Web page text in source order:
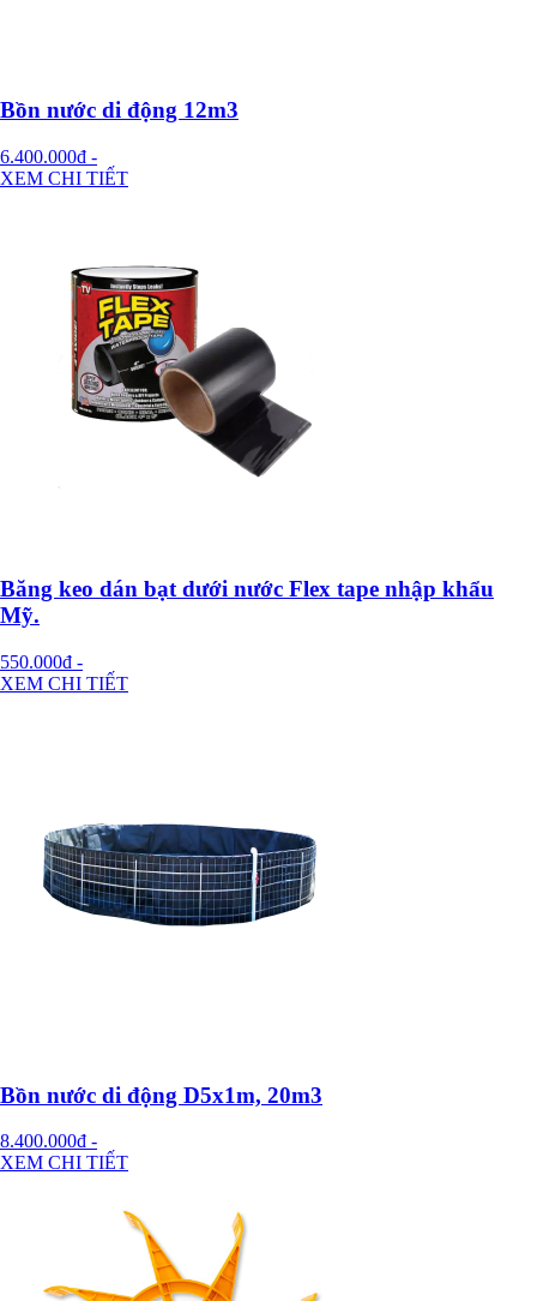
Bồn nước di động 12m3
6.400.000đ -
XEM CHI TIẾT
Băng keo dán bạt dưới nước Flex tape nhập khẩu
Mỹ.
550.000đ -
XEM CHI TIẾT
Bồn nước di động D5x1m, 20m3
8.400.000đ -
XEM CHI TIẾT